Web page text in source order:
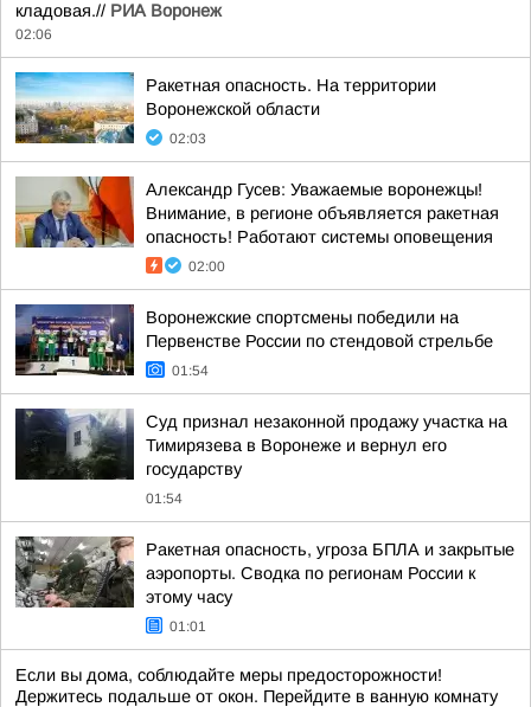
кладовая.// РИА Воронеж
02:06
Ракетная опасность. На территории
Воронежской области
02:03
Александр Гусев: Уважаемые воронежцы!
Внимание, в регионе объявляется ракетная
опасность! Работают системы оповещения
02:00
Воронежские спортсмены победили на
Первенстве России по стендовой стрельбе
01:54
Суд признал незаконной продажу участка на
Тимирязева в Воронеже и вернул его
государству
01:54
Ракетная опасность, угроза БПЛА и закрытые
аэропорты. Сводка по регионам России к
этому часу
01:01
Если вы дома, соблюдайте меры предосторожности!
Держитесь подальше от окон. Перейдите в ванную комнату